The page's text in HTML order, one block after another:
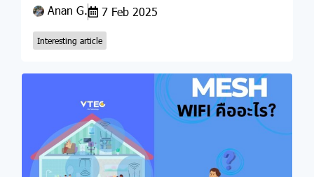
Anan G.
7 Feb 2025
Interesting article